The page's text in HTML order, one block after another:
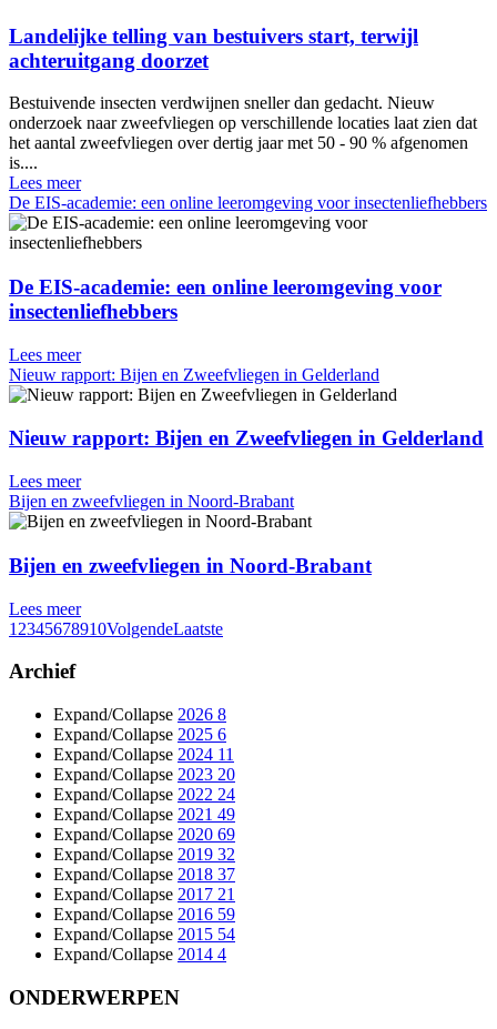
Landelijke telling van bestuivers start, terwijl
achteruitgang doorzet
Bestuivende insecten verdwijnen sneller dan gedacht. Nieuw
onderzoek naar zweefvliegen op verschillende locaties laat zien dat
het aantal zweefvliegen over dertig jaar met 50 - 90 % afgenomen
is....
Lees meer
De EIS-academie: een online leeromgeving voor insectenliefhebbers
De EIS-academie: een online leeromgeving voor
insectenliefhebbers
Lees meer
Nieuw rapport: Bijen en Zweefvliegen in Gelderland
Nieuw rapport: Bijen en Zweefvliegen in Gelderland
Lees meer
Bijen en zweefvliegen in Noord-Brabant
Bijen en zweefvliegen in Noord-Brabant
Lees meer
1 2345678910VolgendeLaatste
Archief
Expand/Collapse 2026 8
Expand/Collapse 2025 6
Expand/Collapse 2024 11
Expand/Collapse 2023 20
Expand/Collapse 2022 24
Expand/Collapse 2021 49
Expand/Collapse 2020 69
Expand/Collapse 2019 32
Expand/Collapse 2018 37
Expand/Collapse 2017 21
Expand/Collapse 2016 59
Expand/Collapse 2015 54
Expand/Collapse 2014 4
ONDERWERPEN